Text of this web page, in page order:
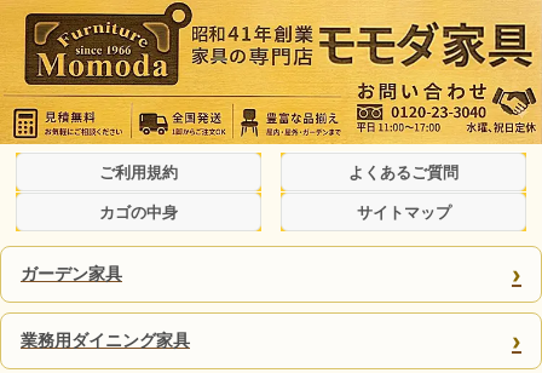
ご利用規約 よくあるご質問
カゴの中身 サイトマップ
ガーデン家具 ›
業務用ダイニング家具 ›